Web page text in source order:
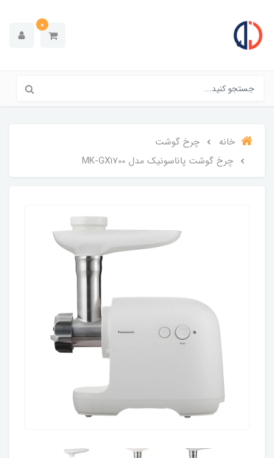
0
خانه
چرخ گوشت
چرخ گوشت پاناسونیک مدل MK-GX1700